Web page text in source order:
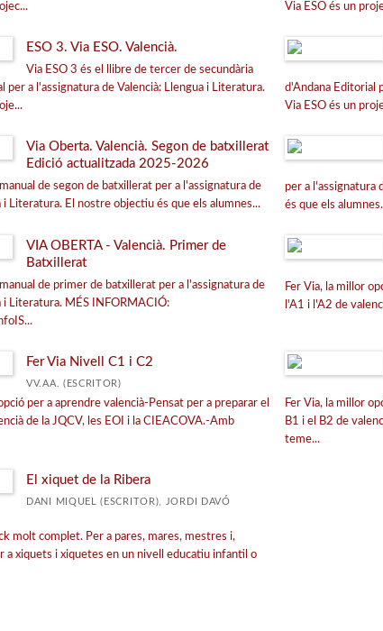
Via ESO és un
ESO 3. Via ESO. Valencià.
Via ESO 3 és el llibre de tercer de secundària
per a l'assignatura de Valencià: Llengua i Literatura.
d'Andana Editorial
Via ESO és un
Via Oberta. Valencià. Segon de batxillerat
Edició actualitzada 2025-2026
de segon de batxillerat per a l'assignatura de
i Literatura. El nostre objectiu és que els alumnes...
per a l'assignatura
és que els
VIA OBERTA - Valencià. Primer de
Batxillerat
de primer de batxillerat per a l'assignatura de
i Literatura. MÉS INFORMACIÓ:
Fer Via, la millor
l'A1 i l'A2 de
Fer Via Nivell C1 i C2
VV.AA. (ESCRITOR)
per a aprendre valencià-Pensat per a preparar el
de la JQCV, les EOI i la CIEACOVA.-Amb
Fer Via, la millor
B1 i el B2 de
teme...
El xiquet de la Ribera
DANI MIQUEL (ESCRITOR), JORDI DAVÓ
molt complet. Per a pares, mares, mestres i,
a xiquets i xiquetes en un nivell educatiu infantil o